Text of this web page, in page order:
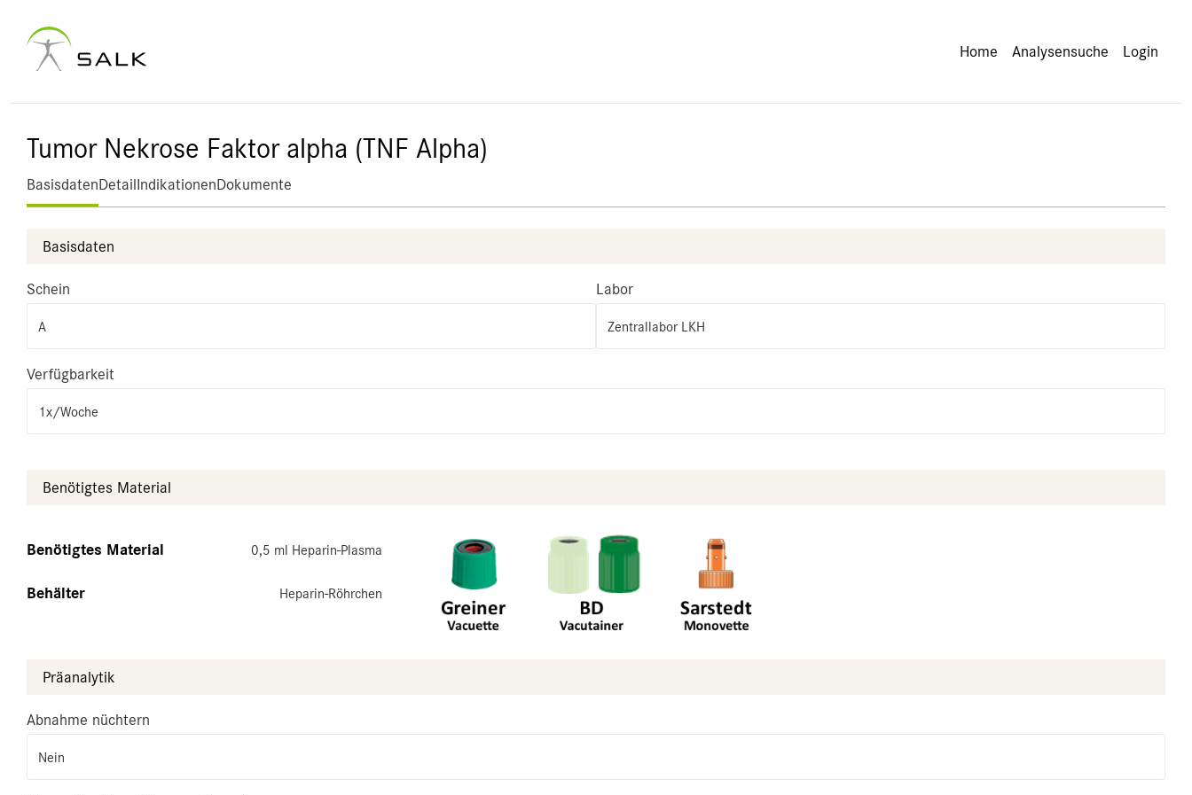
Home Analysensuche Login
Tumor Nekrose Faktor alpha (TNF Alpha)
BasisdatenDetailIndikationenDokumente
Basisdaten
Schein
A
Labor
Zentrallabor LKH
Verfügbarkeit
1x/Woche
Benötigtes Material
Benötigtes Material 0,5 ml Heparin-Plasma
Behälter Heparin-Röhrchen
Präanalytik
Abnahme nüchtern
Nein